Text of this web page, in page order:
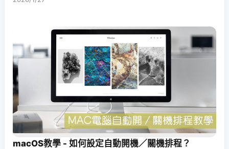
macOS教學 - 如何設定自動開機／關機排程？